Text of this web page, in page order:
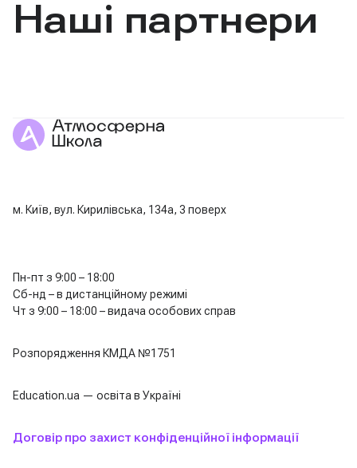
Наші партнери
м. Київ, вул. Кирилівська, 134а, 3 поверх
Пн-пт з 9:00 – 18:00
Сб-нд – в дистанційному режимі
Чт з 9:00 – 18:00 – видача особових справ
Розпорядження КМДА №1751
Education.ua — освіта в Україні
Договір про захист конфіденційної інформації